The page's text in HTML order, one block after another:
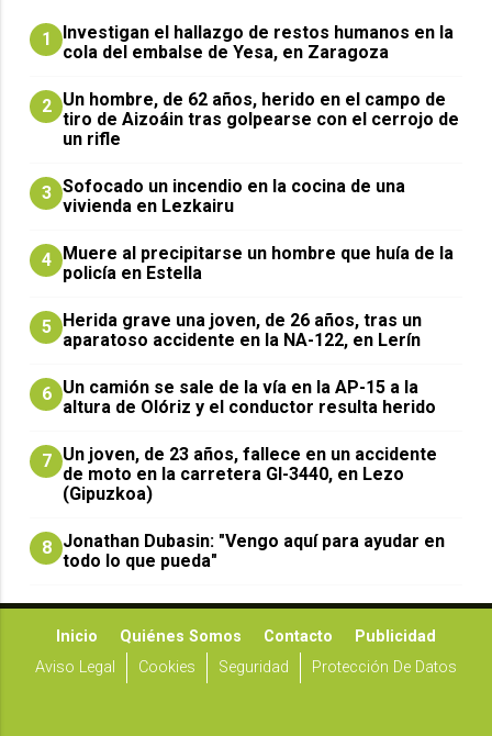
1
Investigan el hallazgo de restos humanos en la
cola del embalse de Yesa, en Zaragoza
2 Un hombre, de 62 años, herido en el campo de
tiro de Aizoáin tras golpearse con el cerrojo de
un rifle
3 Sofocado un incendio en la cocina de una
vivienda en Lezkairu
4 Muere al precipitarse un hombre que huía de la
policía en Estella
5 Herida grave una joven, de 26 años, tras un
aparatoso accidente en la NA-122, en Lerín
6 Un camión se sale de la vía en la AP-15 a la
altura de Olóriz y el conductor resulta herido
7 Un joven, de 23 años, fallece en un accidente
de moto en la carretera GI-3440, en Lezo
(Gipuzkoa)
8 Jonathan Dubasin: "Vengo aquí para ayudar en
todo lo que pueda"
Inicio Quiénes Somos Contacto
Publicidad
Aviso Legal
Cookies Seguridad Protección De Datos